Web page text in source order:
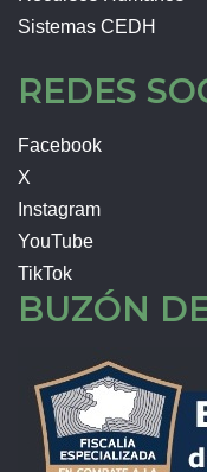
Sistemas CEDH
REDES
Facebook
X
Instagram
YouTube
TikTok
BUZÓN